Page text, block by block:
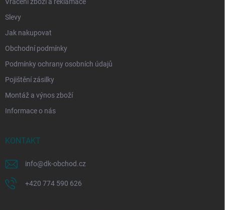
Vrácení zboží a reklamace
Slevy
Jak nakupovat
Obchodní podmínky
Podmínky ochrany osobních údajů
Pojištění zásilky
Montáž a výnos zboží
Informace o nás
KONTAKT
info@dk-obchod.cz
+420 774 590 626